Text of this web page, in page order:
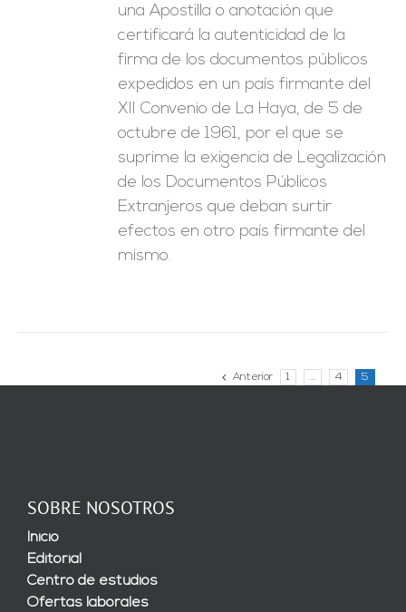
una Apostilla o anotación que
certificará la autenticidad de la
firma de los documentos públicos
expedidos en un país firmante del
XII Convenio de La Haya, de 5 de
octubre de 1961, por el que se
suprime la exigencia de Legalización
de los Documentos Públicos
Extranjeros que deban surtir
efectos en otro país firmante del
mismo.
Anterior 1 … 4 5
SOBRE NOSOTROS
Inicio
Editorial
Centro de estudios
Ofertas laborales